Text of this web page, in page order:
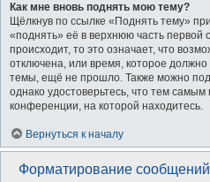
Как мне вновь поднять мою тему?
Щёлкнув по ссылке «Поднять тему»
«поднять» её в верхнюю часть первой
происходит, то это означает, что
отключена, или время, которое
темы, ещё не прошло. Также можно
однако удостоверьтесь, что тем
конференции, на которой находитесь.
Вернуться к началу
Форматирование